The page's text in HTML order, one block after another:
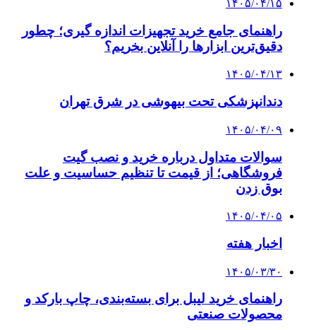
۱۴۰۵/۰۴/۱۵
راهنمای جامع خرید تجهیزات اندازه گیری؛ چطور
دقیق‌ترین ابزارها را آنلاین بخریم؟
۱۴۰۵/۰۴/۱۳
دندانپزشکی تحت بیهوشی در شرق تهران
۱۴۰۵/۰۴/۰۹
سوالات متداول درباره خرید و نصب گیت
فروشگاهی؛ از قیمت تا تنظیم حساسیت و علت
بوق زدن
۱۴۰۵/۰۴/۰۵
اخبار هفته
۱۴۰۵/۰۳/۳۰
راهنمای خرید لیبل برای بسته‌بندی، چاپ بارکد و
محصولات صنعتی